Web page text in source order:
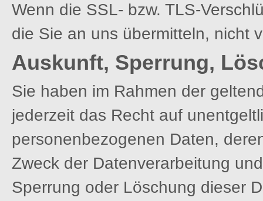
Wenn die SSL- bzw. TLS-
die Sie an uns übermitteln, nicht
Auskunft, Sperrung,
Sie haben im Rahmen der
jederzeit das Recht auf
personenbezogenen Daten,
Zweck der Datenverarbeitung
Sperrung oder Löschung dieser